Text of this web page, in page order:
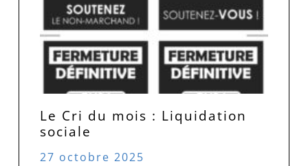
Le Cri du mois : Liquidation
sociale
27 octobre 2025